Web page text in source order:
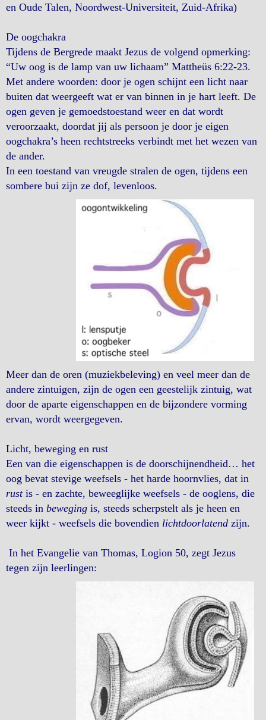
en Oude Talen, Noordwest-Universiteit, Zuid-Afrika)
De oogchakra
Tijdens de Bergrede maakt Jezus de volgend opmerking:
“Uw oog is de lamp van uw lichaam” Mattheüs 6:22-23.
Met andere woorden: door je ogen schijnt een licht naar
buiten dat weergeeft wat er van binnen in je hart leeft. De
ogen geven je gemoedstoestand weer en dat wordt
veroorzaakt, doordat jij als persoon je door je eigen
oogchakra’s heen rechtstreeks verbindt met het wezen van
de ander.
In een toestand van vreugde stralen de ogen, tijdens een
sombere bui zijn ze dof, levenloos.
Meer dan de oren (muziekbeleving) en veel meer dan de
andere zintuigen, zijn de ogen een geestelijk zintuig, wat
door de aparte eigenschappen en de bijzondere vorming
ervan, wordt weergegeven.
Licht, beweging en rust
Een van die eigenschappen is de doorschijnendheid… het
oog bevat stevige weefsels - het harde hoornvlies, dat in
rustis - en zachte, beweeglijke weefsels - de ooglens, die
steeds in beweging is, steeds scherpstelt als je heen en
weer kijkt - weefsels die bovendien lichtdoorlatend zijn.
In het Evangelie van Thomas, Logion 50, zegt Jezus
tegen zijn leerlingen: